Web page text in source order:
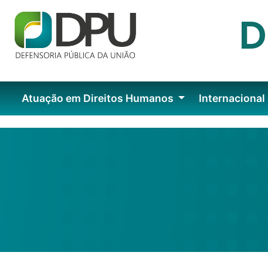
D
Atuação em Direitos Humanos Internacional